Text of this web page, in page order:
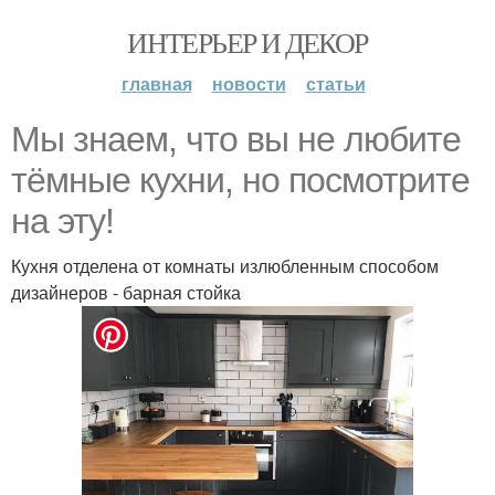
ИНТЕРЬЕР И ДЕКОР
главная новости статьи
Мы знаем, что вы не любите
тёмные кухни, но посмотрите
на эту!
Кухня отделена от комнаты излюбленным способом
дизайнеров - барная стойка